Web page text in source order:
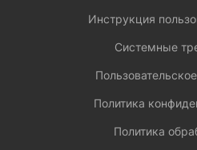
Инструкция
Системные
Политика
Политика